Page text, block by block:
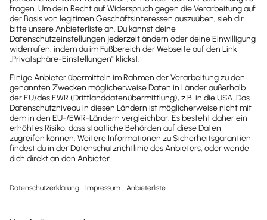
Brandheiße
News direkt in
dein Postfach
Möchtest du zukünftig
wichtige News zu
Gesetzesänderungen,
hilfreiche Praxis-Tipps und
kostenlose Tools für
Unternehmen erhalten?
Dann abonniere unseren